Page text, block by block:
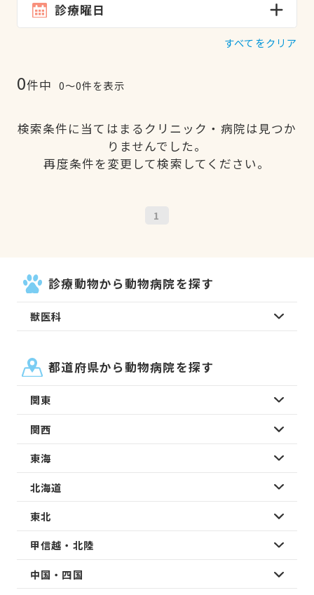
診療曜日
すべてをクリア
0件中 0〜0件を表示
検索条件に当てはまるクリニック・病院は見つか
りませんでした。
再度条件を変更して検索してください。
1
診療動物から動物病院を探す
獣医科
都道府県から動物病院を探す
関東
関西
東海
北海道
東北
甲信越・北陸
中国・四国